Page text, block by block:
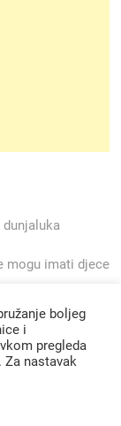
mogu imati djece
boljeg
i
pregleda
nastavak